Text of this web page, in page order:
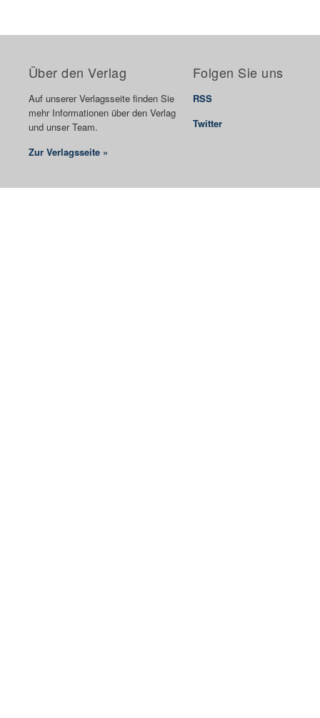
Über den Verlag
Auf unserer Verlagsseite finden Sie
mehr Informationen über den Verlag
und unser Team.
Zur Verlagsseite »
Folgen Sie uns
RSS
Twitter